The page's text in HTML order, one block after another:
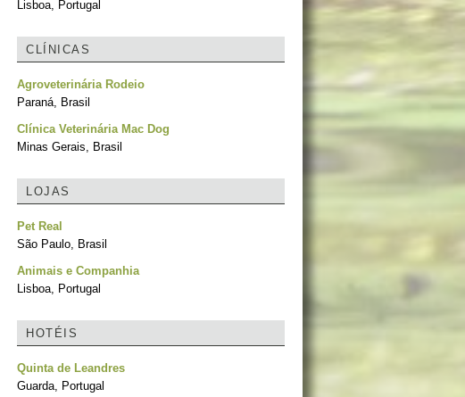
Lisboa, Portugal
CLÍNICAS
Agroveterinária Rodeio
Paraná, Brasil
Clínica Veterinária Mac Dog
Minas Gerais, Brasil
LOJAS
Pet Real
São Paulo, Brasil
Animais e Companhia
Lisboa, Portugal
HOTÉIS
Quinta de Leandres
Guarda, Portugal